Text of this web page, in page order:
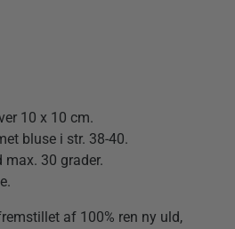
10 x 10 cm.
bluse i str. 38-40.
max. 30 grader.
af 100% ren ny uld,